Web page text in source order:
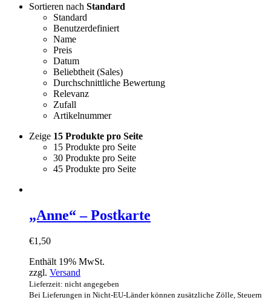
Sortieren nach Standard
Standard
Benutzerdefiniert
Name
Preis
Datum
Beliebtheit (Sales)
Durchschnittliche Bewertung
Relevanz
Zufall
Artikelnummer
Zeige 15 Produkte pro Seite
15 Produkte pro Seite
30 Produkte pro Seite
45 Produkte pro Seite
„Anne“ – Postkarte
€1,50
Enthält 19% MwSt.
zzgl. Versand
Lieferzeit: nicht angegeben
Bei Lieferungen in Nicht-EU-Länder können zusätzliche Zölle, Steuern